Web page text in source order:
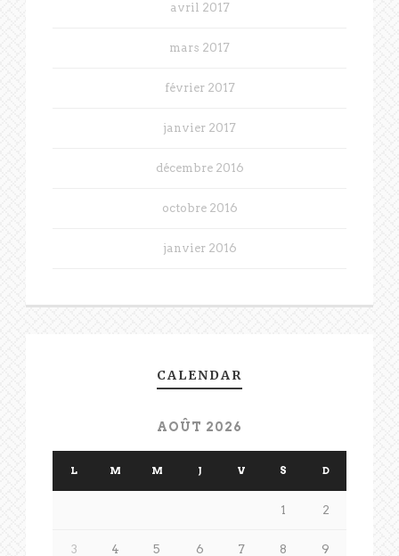
avril 2017
mars 2017
février 2017
janvier 2017
décembre 2016
octobre 2016
janvier 2016
CALENDAR
AOÛT 2026
L M M J V S D
1 2
3 4 5 6 7 8 9